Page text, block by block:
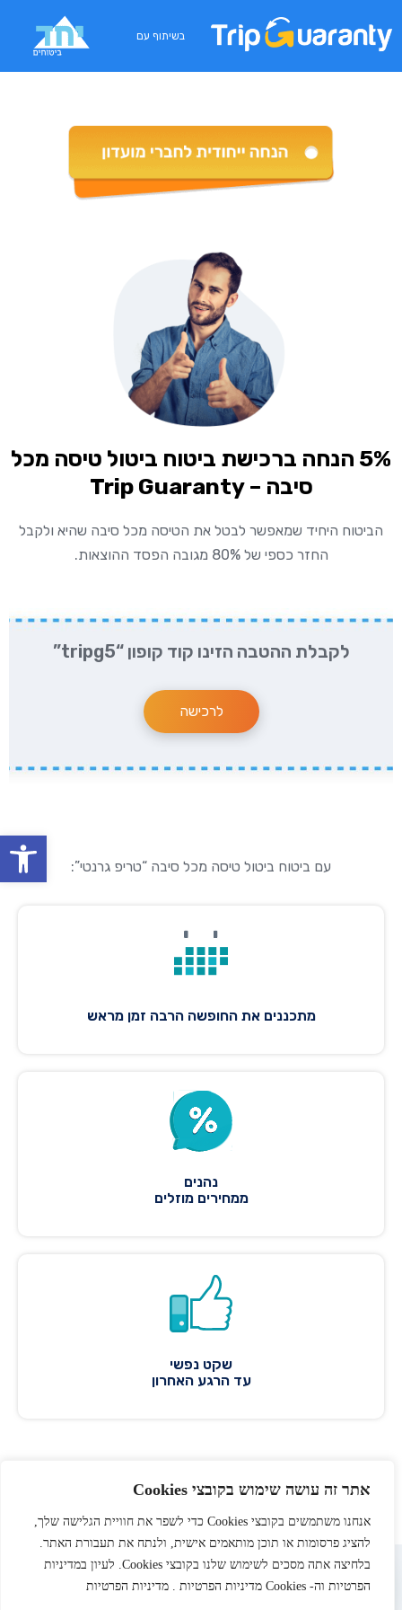
אתר זה עושה שימוש בקובצי Cookies
אנחנו משתמשים בקובצי Cookies כדי לשפר את חוויית הגלישה שלך,
להציג פרסומות או תוכן מותאמים אישית, ולנתח את תעבורת האתר.
בלחיצה אתה מסכים לשימוש שלנו בקובצי Cookies. לעיון במדיניות
הפרטיות וה- Cookies מדיניות הפרטיות . מדיניות הפרטיות
בשיתוף עם
5% הנחה ברכישת ביטוח ביטול טיסה מכל
סיבה – Trip Guaranty
הביטוח היחיד שמאפשר לבטל את הטיסה מכל סיבה שהיא ולקבל
החזר כספי של 80% מגובה הפסד ההוצאות.
לקבלת ההטבה הזינו קוד קופון “tripg5”
לרכישה
עם ביטוח ביטול טיסה מכל סיבה “טריפ גרנטי”:
מתכננים את החופשה הרבה זמן מראש
נהנים
ממחירים מוזלים
שקט נפשי
עד הרגע האחרון
“פוליסת הביטוח הנרכשת במסגרת שת”פ זה, תימכר באמצעות יסר סוכנות
לביטוח. בהשארת הפרטים אני מאשר/ת אתמדיניות הפרטיותשל הסוכנות, את